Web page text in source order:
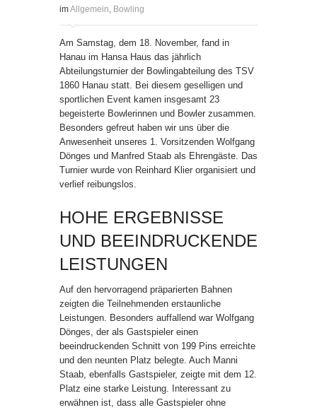
imAllgemein Bowling
Am Samstag, dem 18. November, fand in
Hanau im Hansa Haus das jährlich
Abteilungsturnier der Bowlingabteilung des TSV
1860 Hanau statt. Bei diesem geselligen und
sportlichen Event kamen insgesamt 23
begeisterte Bowlerinnen und Bowler zusammen.
Besonders gefreut haben wir uns über die
Anwesenheit unseres 1. Vorsitzenden Wolfgang
Dönges und Manfred Staab als Ehrengäste. Das
Turnier wurde von Reinhard Klier organisiert und
verlief reibungslos.
HOHE ERGEBNISSE
UND BEEINDRUCKENDE
LEISTUNGEN
Auf den hervorragend präparierten Bahnen
zeigten die Teilnehmenden erstaunliche
Leistungen. Besonders auffallend war Wolfgang
Dönges, der als Gastspieler einen
beeindruckenden Schnitt von 199 Pins erreichte
und den neunten Platz belegte. Auch Manni
Staab, ebenfalls Gastspieler, zeigte mit dem 12.
Platz eine starke Leistung. Interessant zu
erwähnen ist, dass alle Gastspieler ohne